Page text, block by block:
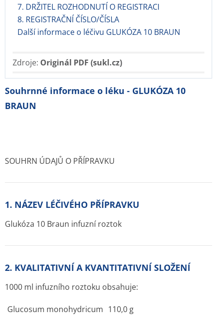
7. DRŽITEL ROZHODNUTÍ O REGISTRACI
8. REGISTRAČNÍ ČÍSLO/ČÍSLA
Další informace o léčivu GLUKÓZA 10 BRAUN
Zdroje: Originál PDF (sukl.cz)
Souhrnné informace o léku - GLUKÓZA 10
BRAUN
SOUHRN ÚDAJŮ O PŘÍPRAVKU
1. NÁZEV LÉČIVÉHO PŘÍPRAVKU
Glukóza 10 Braun infuzní roztok
2. KVALITATIVNÍ A KVANTITATIVNÍ SLOŽENÍ
1000 ml infuzního roztoku obsahuje:
Glucosum monohydricum 110,0 g